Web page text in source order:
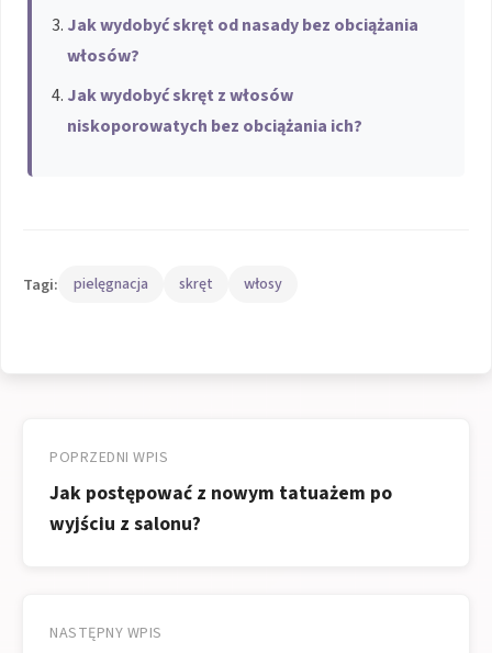
Jak wydobyć skręt od nasady bez obciążania
włosów?
Jak wydobyć skręt z włosów
niskoporowatych bez obciążania ich?
Tagi: pielęgnacja skręt włosy
wpisu
POPRZEDNI WPIS
Jak postępować z nowym tatuażem po
wyjściu z salonu?
NASTĘPNY WPIS